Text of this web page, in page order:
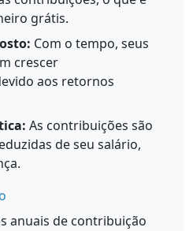
grátis.
Com o tempo, seus
crescer
aos retornos
As contribuições são
de seu salário,
anuais de contribuição